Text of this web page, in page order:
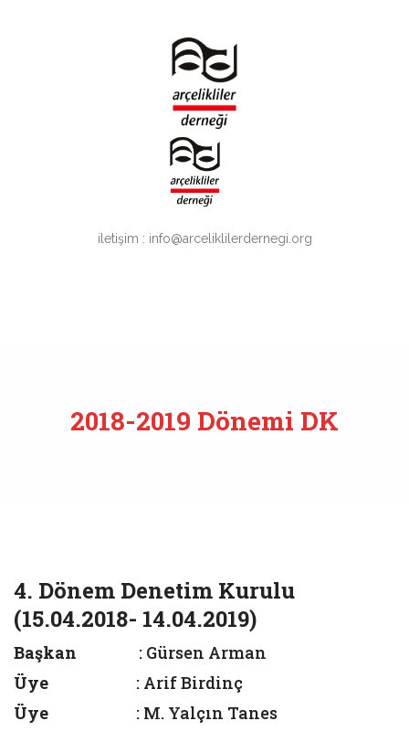
iletişim : info@arceliklilerdernegi.org
2018-2019 Dönemi DK
4. Dönem Denetim Kurulu
(15.04.2018- 14.04.2019)
Başkan
: Gürsen Arman
Üye
: Arif Birdinç
Üye
: M. Yalçın Tanes